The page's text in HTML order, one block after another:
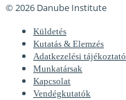
© 2026 Danube Institute
Küldetés
Kutatás & Elemzés
Adatkezelési tájékoztató
Munkatársak
Kapcsolat
Vendégkutatók